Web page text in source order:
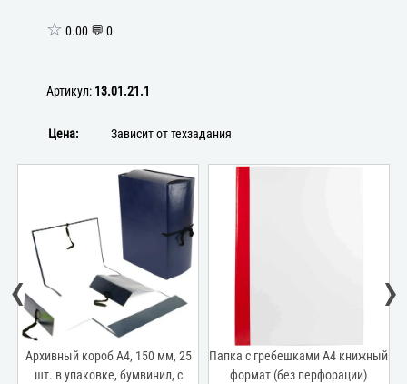
☆ 0.00 💬 0
Артикул: 13.01.21.1
Цена: Зависит от техзадания
Архивный короб А4, 150 мм, 25
шт. в упаковке, бумвинил, с
Папка с гребешками А4 книжный
формат (без перфорации)
‹ ›